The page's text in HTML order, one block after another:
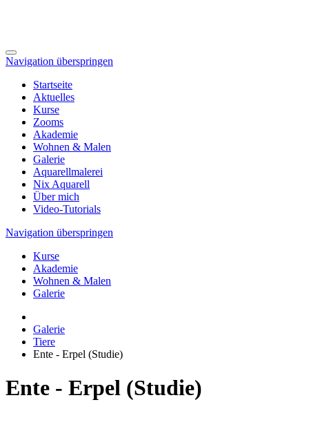
Navigation überspringen
Startseite
Aktuelles
Kurse
Zooms
Akademie
Wohnen & Malen
Galerie
Aquarellmalerei
Nix Aquarell
Über mich
Video-Tutorials
Navigation überspringen
Kurse
Akademie
Wohnen & Malen
Galerie
Galerie
Tiere
Ente - Erpel (Studie)
Ente - Erpel (Studie)